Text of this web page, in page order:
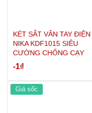
Trọng lượng
5
KÉT SẮT VÂN TAY
NIKA KDF1015 SIÊU
CƯỜNG CHỐNG CẠY
-1₫
Giá sốc